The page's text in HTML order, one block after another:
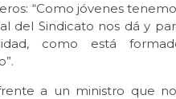
“Como jóvenes
del Sindicato nos dá y
como está
a un ministro que